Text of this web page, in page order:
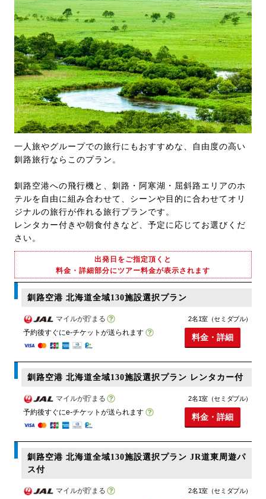
一人旅やグループでの旅行にもおすすめな、自由度の高い
釧路旅行ならこのプラン。
釧路空港への飛行機と、釧路・阿寒湖・屈斜路エリアのホ
テルを自由に組み合わせて、シーンや目的に合わせてオリ
ジナルの旅行が作れる旅行プランです。
レンタカー付きや朝食付きなど、予定に応じてお選びくだ
さい。
出発日をご指定頂くと
料金・詳細部分にツアー料金が表示されます
釧路空港 北海道全域130施設選択プラン
マイルが貯まる
予約後すぐにe-チケットが送られます
2名1室（セミダブル）
料金・詳細
釧路空港 北海道全域130施設選択プラン レンタカー付
マイルが貯まる
予約後すぐにe-チケットが送られます
2名1室（セミダブル）
料金・詳細
釧路空港 北海道全域130施設選択プラン JR道東周遊パ
ス付
マイルが貯まる
2名1室（セミダブル）